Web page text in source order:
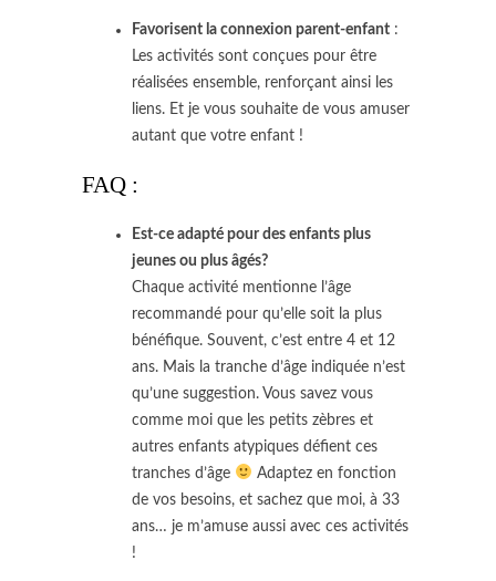
Favorisent la connexion parent-enfant :
Les activités sont conçues pour être
réalisées ensemble, renforçant ainsi les
liens. Et je vous souhaite de vous amuser
autant que votre enfant !
FAQ :
Est-ce adapté pour des enfants plus
jeunes ou plus âgés?
Chaque activité mentionne l’âge
recommandé pour qu’elle soit la plus
bénéfique. Souvent, c’est entre 4 et 12
ans. Mais la tranche d’âge indiquée n’est
qu’une suggestion. Vous savez vous
comme moi que les petits zèbres et
autres enfants atypiques défient ces
tranches d’âge
Adaptez en fonction
de vos besoins, et sachez que moi, à 33
ans… je m’amuse aussi avec ces activités
!